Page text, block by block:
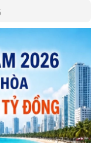
TỈNH KHÁNH HÒA
PHỐ TRỰC THUỘC
BÁO KHÁNH HÒA